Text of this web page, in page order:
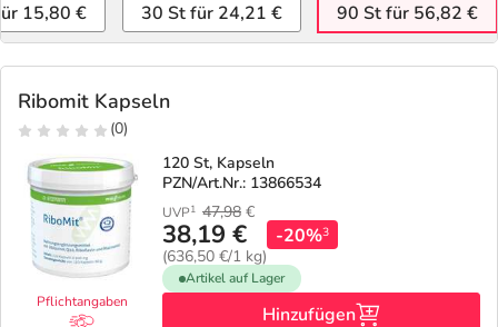
15,80 € 30 St für 24,21 € 90 St für 56,82 €
Ribomit Kapseln
(0)
Pflichtangaben
120 St, Kapseln
PZN/Art.Nr.: 13866534
UVP1 47,98 €
38,19 €
(636,50 €/1 kg)
-20%3
Artikel auf Lager
Hinzufügen